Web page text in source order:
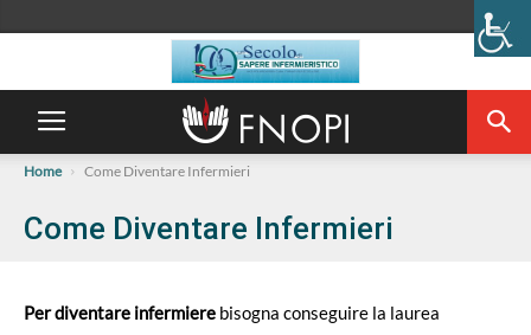
Home Come Diventare Infermieri
Come Diventare Infermieri
Per diventare infermiere bisogna conseguire la laurea